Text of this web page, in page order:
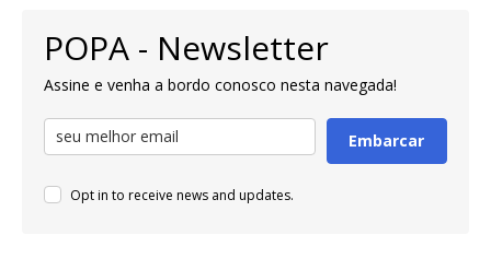
POPA - Newsletter
Assine e venha a bordo conosco nesta navegada!
Embarcar
Opt in to receive news and updates.